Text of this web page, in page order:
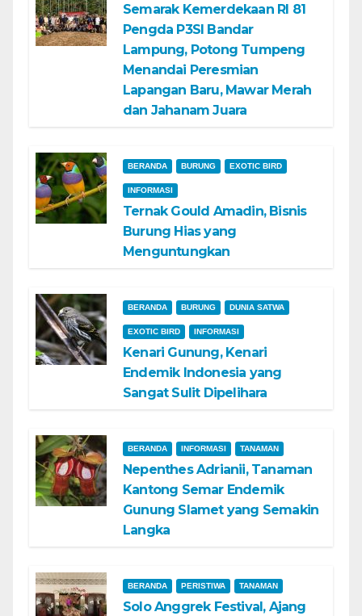
Semarak Kemerdekaan RI 81
Pengda P3SI Bandar
Lampung, Potong Tumpeng
Menandai Peresmian
Lapangan Baru, Mawar Merah
dan Jahanam Juara
BERANDA BURUNG EXOTIC BIRD
INFORMASI
Ternak Gould Amadin, Bisnis
Burung Hias yang
Menguntungkan
BERANDA BURUNG DUNIA SATWA
EXOTIC BIRD INFORMASI
Kenari Gunung, Kenari
Endemik Indonesia yang
Sangat Sulit Dipelihara
BERANDA INFORMASI TANAMAN
Nepenthes Adrianii, Tanaman
Kantong Semar Endemik
Gunung Slamet yang Semakin
Langka
BERANDA PERISTIWA TANAMAN
Solo Anggrek Festival, Ajang